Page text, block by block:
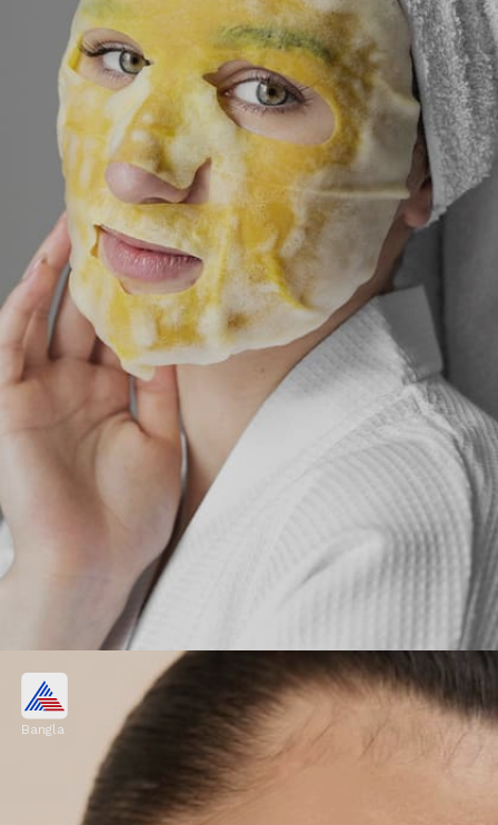
পার্লারের টাকা বাঁচিয়ে বাড়িতেই করুন
ফেশিয়াল!
পার্লারে না গিয়ে বাড়িতেই এমন ফেশিয়াল করতে
পারেন, যা আপনার ত্বককে করে তুলবে পরিষ্কার, নরম
Bangla